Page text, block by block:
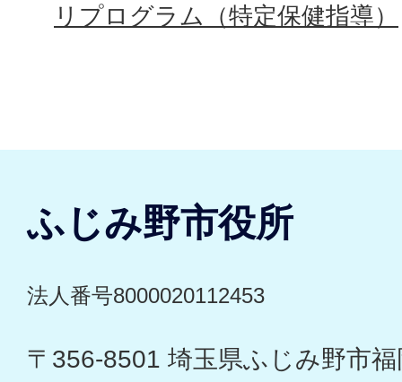
リプログラム（特定保健指導）
ふじみ野市役所
法人番号8000020112453
〒356-8501 埼玉県ふじみ野市